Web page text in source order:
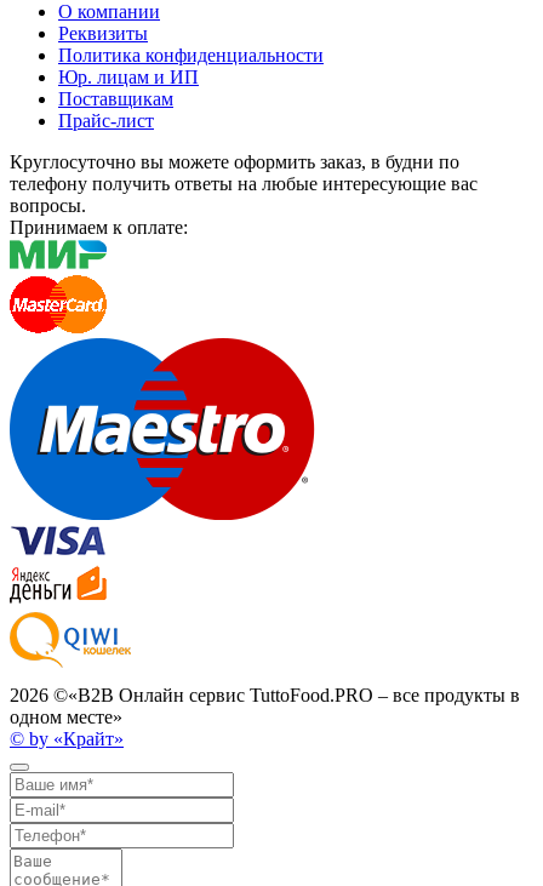
О компании
Реквизиты
Политика конфиденциальности
Юр. лицам и ИП
Поставщикам
Прайс-лист
Круглосуточно вы можете оформить заказ, в будни по
телефону получить ответы на любые интересующие вас
вопросы.
Принимаем к оплате:
2026 ©«B2B Онлайн сервис TuttoFood.PRO – все продукты в
одном месте»
© by «Крайт»